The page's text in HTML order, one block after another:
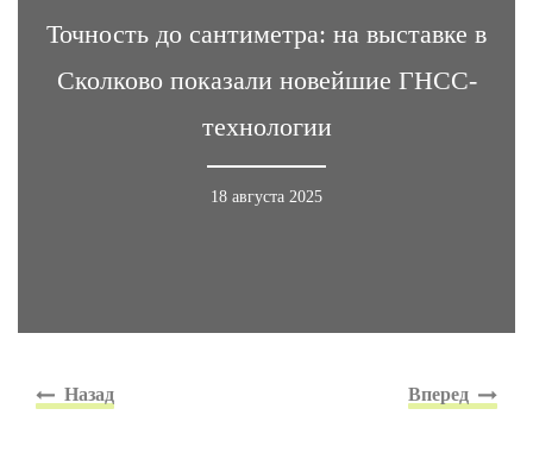
Точность до сантиметра: на выставке в
Сколково показали новейшие ГНСС-
технологии
18 августа 2025